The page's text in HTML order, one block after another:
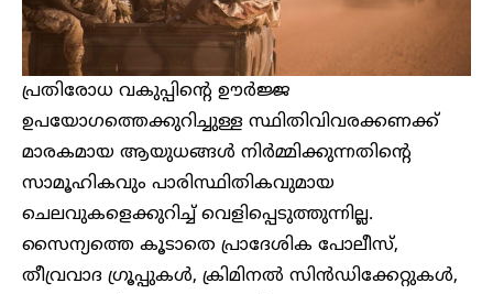
പ്രതിരോധ വകുപ്പിന്റെ ഊർജ്ജ
ഉപയോഗത്തെക്കുറിച്ചുള്ള സ്ഥിതിവിവരക്കണക്ക്
മാരകമായ ആയുധങ്ങൾ നിർമ്മിക്കുന്നതിന്റെ
സാമൂഹികവും പാരിസ്ഥിതികവുമായ
ചെലവുകളെക്കുറിച്ച് വെളിപ്പെടുത്തുന്നില്ല.
സൈന്യത്തെ കൂടാതെ പ്രാദേശിക പോലീസ്,
തീവ്രവാദ ഗ്രൂപ്പുകൾ, ക്രിമിനൽ സിൻഡിക്കേറ്റുകൾ,